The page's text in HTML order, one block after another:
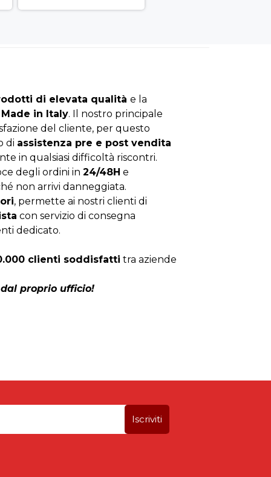
di elevata qualità e la
Made in Italy. Il nostro principale
del cliente, per questo
di assistenza pre e post vendita
in qualsiasi difficoltà riscontri.
degli ordini in 24/48H e
non arrivi danneggiata.
, permette ai nostri clienti di
con servizio di consegna
dedicato.
clienti soddisfatti tra aziende
proprio ufficio!